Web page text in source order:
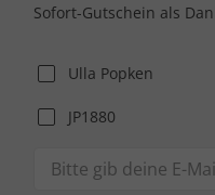
Sofort-Gutschein als
Ulla Popken
JP1880